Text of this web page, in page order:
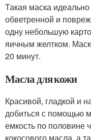
Такая маска
обветренной и
одну небольшую
яичным желтком.
20 минут.
Масла для кожи
Красивой, гладкой и
добиться с помощью
емкость по половине
кокосового масла, а